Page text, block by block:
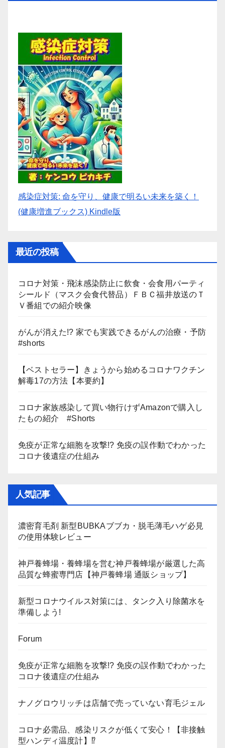
感染症対策: 命を守り、健康で明るい未来を築く！
(健康増進ブックス) Kindle版
最近の投稿
コロナ対策・飛沫感染防止に飲食・会食用パーティ
シールド（マスク会食代替品）ＦＢＣ福井放送のＴ
Ｖ番組での紹介映像
がんが消えた!? 家でも実践できるがんの治療・予防
#shorts
【ベストセラー】きょうから始めるコロナワクチン
解毒17の方法【本要約】
コロナ家族感染して買い物行けずAmazonで購入し
たもの紹介 #Shorts
免疫が正常な細胞を攻撃!? 免疫の誤作動でわかった
コロナ後遺症の仕組み
人気記事
濃密育毛剤 新型BUBKAブブカ・脱毛薄毛ハゲ必見
の使用体験レビュー
神戸養蜂場・養蜂場を営む神戸養蜂場が厳選した高
品質な蜂蜜専門店【神戸養蜂場 通販ショップ】
新型コロナウイルス対策には、タンク入り除菌水を
準備しよう!
Forum
免疫が正常な細胞を攻撃!? 免疫の誤作動でわかった
コロナ後遺症の仕組み
ナノグロウリッチは店舗で売っていない育毛ジェル
コロナ必需品、感染リスクが低くて安心！【非接触
型ハンディ温度計】⁉